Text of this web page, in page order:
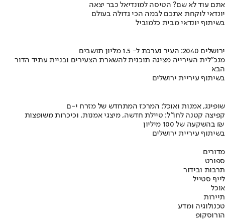
אתם עוד לא שם? הטיסה למונדיאל כבר יצאה
יונדאי לוקחת אתכם לבמה הכי גדולה בעולם
בשיתוף יונדאי מבית כלמוביל
ירושלים 2040: העיר נערכת ל- 1.5 מליון תושבים
מנכ"לית העירייה מציגה תוכנית להשארת הצעירים ובניית עתיד הדור
הבא
בשיתוף עיריית ירושלים
שופינג, אמנות ואוכל: המרכז המתחדש של מזרח י-ם
קפיצה קטנה לחו"ל: טיילת חדשה, מיצגי אמנות, וכיכרות משופצות
בהשקעה של 100 מיליון ₪
בשיתוף עיריית ירושלים
מדורים
ספורט
תרבות ובידור
לייף סטייל
אוכל
תיירות
טכנולוגיה ומדע
הורוסקופ